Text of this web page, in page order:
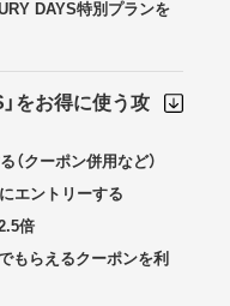
DAYS特別プランを
をお得に使う攻
（クーポン併用など）
にエントリーする
倍
もらえるクーポンを利